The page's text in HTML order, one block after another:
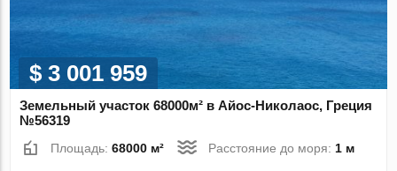
$ 3 001 959
Земельный участок 68000м² в Айос-Николаос, Греция
№56319
Площадь:68000 м² Расстояние до моря: 1 м